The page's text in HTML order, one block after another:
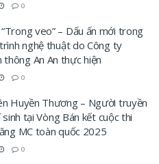
0
veo” – Dấu ấn mới trong
nghệ thuật do Công ty
An An thực hiện
0
Huyền Thương – Người truyền
tại Vòng Bán kết cuộc thi
MC toàn quốc 2025
0